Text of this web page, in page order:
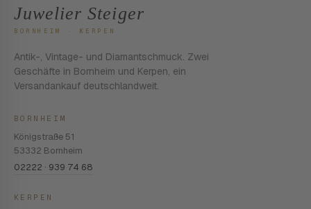
Juwelier Steiger
BORNHEIM · KERPEN
Antik-, Vintage- und Diamantschmuck. Zwei
Geschäfte in Bornheim und Kerpen, ein
Versandankauf deutschlandweit.
BORNHEIM
Königstraße 51
53332 Bornheim
02222 · 939 74 68
KERPEN